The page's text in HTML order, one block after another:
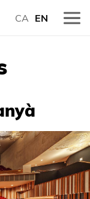
CA EN